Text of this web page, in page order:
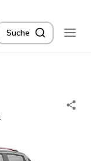
Suche